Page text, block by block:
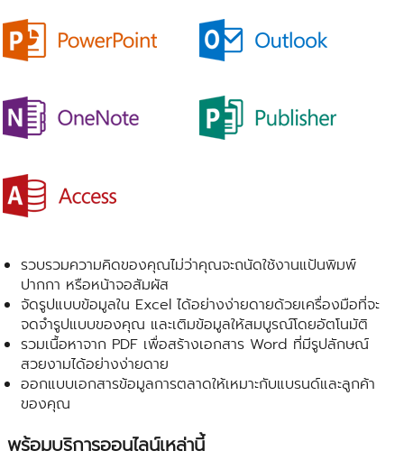
รวบรวมความคิดของคุณไม่ว่าคุณจะถนัดใช้งานแป้นพิมพ์
ปากกา หรือหน้าจอสัมผัส
จัดรูปแบบข้อมูลใน Excel ได้อย่างง่ายดายด้วยเครื่องมือที่จะ
จดจำรูปแบบของคุณ และเติมข้อมูลให้สมบูรณ์โดยอัตโนมัติ
รวมเนื้อหาจาก PDF เพื่อสร้างเอกสาร Word ที่มีรูปลักษณ์
สวยงามได้อย่างง่ายดาย
ออกแบบเอกสารข้อมูลการตลาดให้เหมาะกับแบรนด์และลูกค้า
ของคุณ
พร้อมบริการออนไลน์เหล่านี้